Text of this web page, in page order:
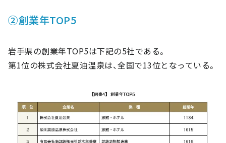
②創業年TOP5
岩手県の創業年TOP5は下記の5社である。
第1位の株式会社夏油温泉は、全国で13位となっている。